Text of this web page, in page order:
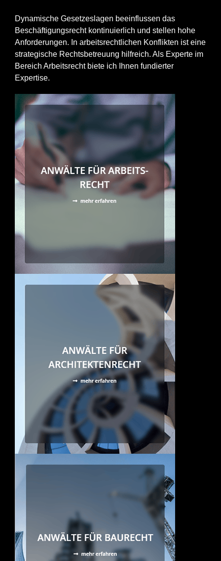
Dynamische Gesetzeslagen beeinflussen das
Beschäftigungsrecht kontinuierlich und stellen hohe
Anforderungen. In arbeitsrechtlichen Konflikten ist eine
strategische Rechtsbetreuung hilfreich. Als Experte im
Bereich Arbeitsrecht biete ich Ihnen fundierter
Expertise.